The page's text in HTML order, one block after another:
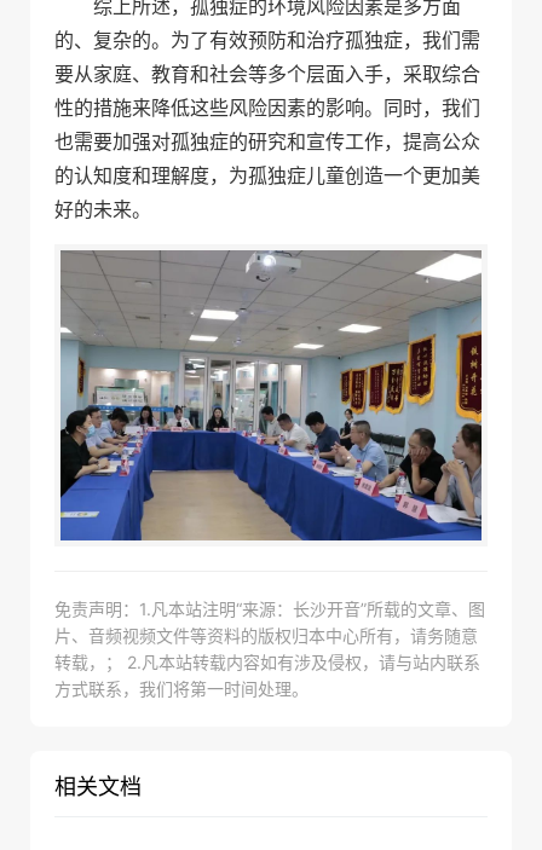
综上所述，孤独症的环境风险因素是多方面
的、复杂的。为了有效预防和治疗孤独症，我们需
要从家庭、教育和社会等多个层面入手，采取综合
性的措施来降低这些风险因素的影响。同时，我们
也需要加强对孤独症的研究和宣传工作，提高公众
的认知度和理解度，为孤独症儿童创造一个更加美
好的未来。
免责声明：1.凡本站注明“来源：长沙开音”所载的文章、图
片、音频视频文件等资料的版权归本中心所有，请务随意
转载，； 2.凡本站转载内容如有涉及侵权，请与站内联系
方式联系，我们将第一时间处理。
相关文档